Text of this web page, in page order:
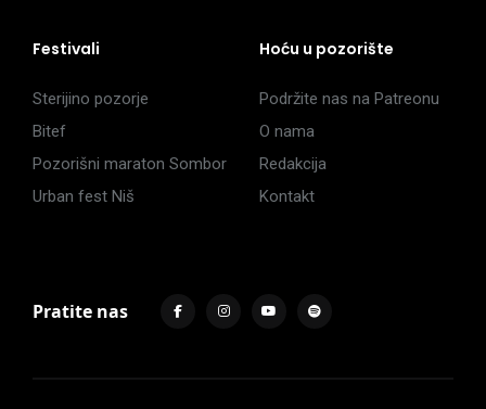
Festivali
Sterijino pozorje
Bitef
Pozorišni maraton Sombor
Urban fest Niš
Hoću u pozorište
Podržite nas na Patreonu
O nama
Redakcija
Kontakt
Pratite nas